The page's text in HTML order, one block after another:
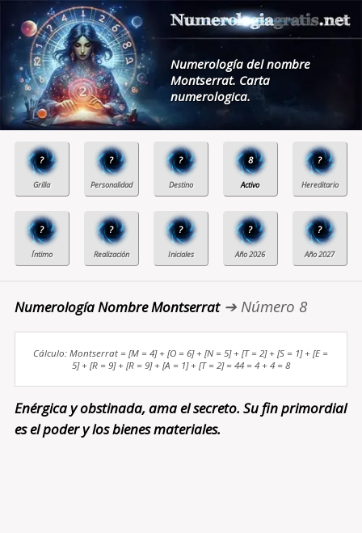
Numerología del nombre
Montserrat. Carta
numerologica.
? ? ? 8 ?
? ? ? ? ?
Numerología Nombre Montserrat➔ Número 8
Cálculo: Montserrat = [M = 4] + [O = 6] + [N = 5] + [T = 2] + [S = 1] + [E =
5] + [R = 9] + [R = 9] + [A = 1] + [T = 2] = 44 = 4 + 4 = 8
Enérgica y obstinada, ama el secreto. Su fin primordial
es el poder y los bienes materiales.